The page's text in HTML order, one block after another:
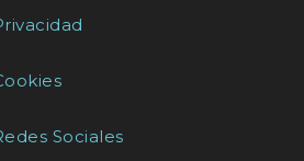
Sociales